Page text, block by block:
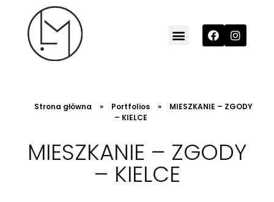
Strona główna » Portfolios »
MIESZKANIE – ZGODY
– KIELCE
MIESZKANIE – ZGODY
– KIELCE